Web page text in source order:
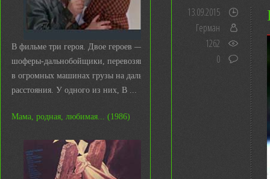
В фильме три героя. Двое героев —
шоферы-дальнобойщики, перевозящие
в огромных машинах грузы на дальние
расстояния. У одного из них, В ...
Мама, родная, любимая... (1986)
13.09.2015
Герман
1262
0